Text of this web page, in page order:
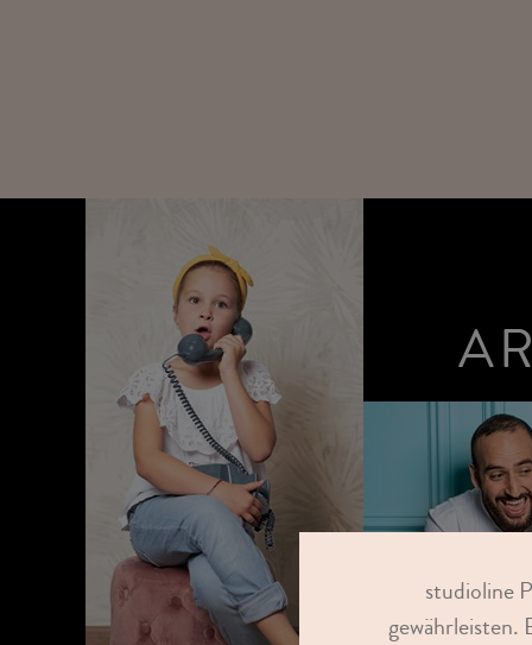
TERMIN BUCHEN
TERMIN
studioline
gewährleisten.